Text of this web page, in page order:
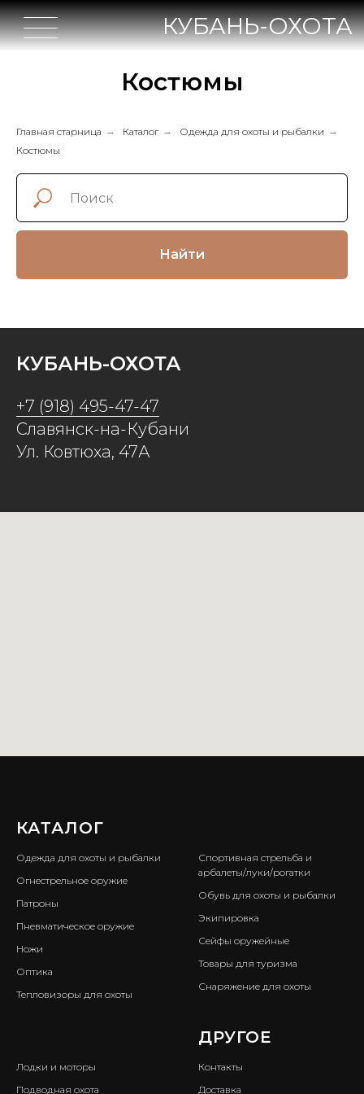
КУБАНЬ-ОХОТА
Костюмы
Главная старница → Каталог → Одежда для охоты и рыбалки →
Костюмы
Найти
КУБАНЬ-ОХОТА
+7 (918) 495-47-47
Славянск-на-Кубани
Ул. Ковтюха, 47А
КАТАЛОГ
Одежда для охоты и рыбалки
Огнестрельное оружие
Патроны
Пневматическое оружие
Ножи
Оптика
Тепловизоры для охоты
Спортивная стрельба и
арбалеты/луки/рогатки
Обувь для охоты и рыбалки
Экипировка
Сейфы оружейные
Товары для туризма
Снаряжение для охоты
Лодки и моторы
Подводная охота
ДРУГОЕ
Контакты
Доставка